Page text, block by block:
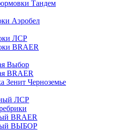
Тандем
Аэробел
ЛСР
BRAER
Выбор
BRAER
Зенит Черноземье
ЛСР
BRAER
ВЫБОР